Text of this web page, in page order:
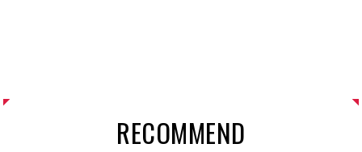
RECOMMEND